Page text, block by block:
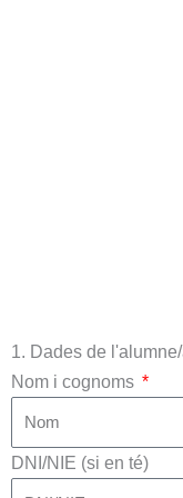
1. Dades de
Nom i cognoms
DNI/NIE (si en té)